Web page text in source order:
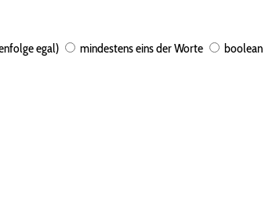
egal) mindestens eins der Worte boolean